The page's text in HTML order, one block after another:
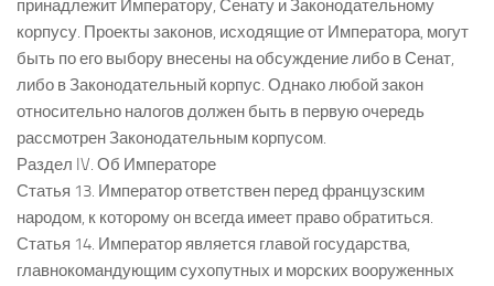
принадлежит Императору, Сенату и Законодательному
корпусу. Проекты законов, исходящие от Императора, могут
быть по его выбору внесены на обсуждение либо в Сенат,
либо в Законодательный корпус. Однако любой закон
относительно налогов должен быть в первую очередь
рассмотрен Законодательным корпусом.
Раздел IV. Об Императоре
Статья 13. Император ответствен перед французским
народом, к которому он всегда имеет право обратиться.
Статья 14. Император является главой государства,
главнокомандующим сухопутных и морских вооруженных